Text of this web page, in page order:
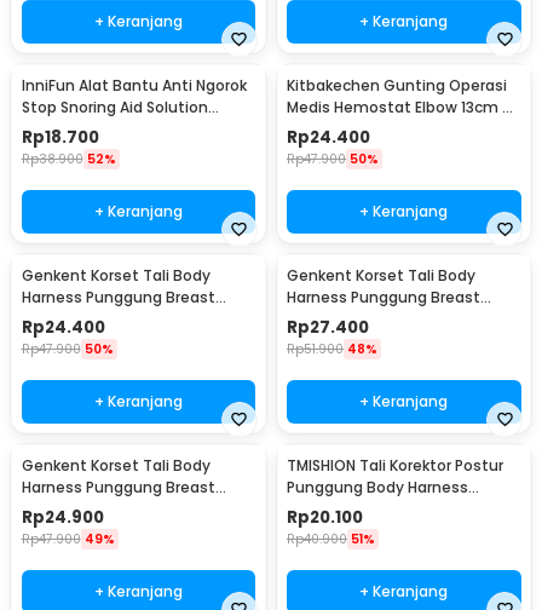
+ Keranjang + Keranjang
InniFun Alat Bantu Anti Ngorok
Stop Snoring Aid Solution
Tongue Guard - G7G40
Rp18.700
Rp38.900 52%
+ Keranjang
Kitbakechen Gunting Operasi
Medis Hemostat Elbow 13cm -
J4-682
Rp24.400
Rp47.900 50%
+ Keranjang
Genkent Korset Tali Body
Harness Punggung Breast
Support S - BBJ-16
Rp24.400
Rp47.900 50%
+ Keranjang
Genkent Korset Tali Body
Harness Punggung Breast
Support M - BBJ-16
Rp27.400
Rp51.900 48%
+ Keranjang
Genkent Korset Tali Body
Harness Punggung Breast
Support L - BBJ-16
Rp24.900
Rp47.900 49%
+ Keranjang
TMISHION Tali Korektor Postur
Punggung Body Harness
Posture Corrector - BBJ-16
Rp20.100
Rp40.900 51%
+ Keranjang